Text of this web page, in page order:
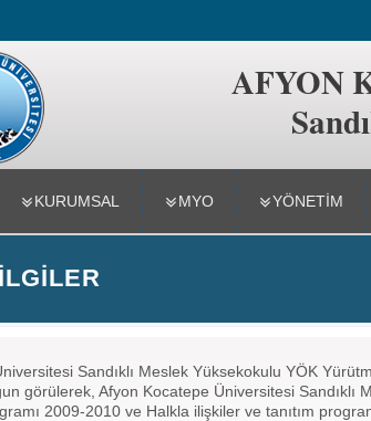
Sandıklı Meslek
AFYON
KURUMSAL MYO YÖNETİM
Sandıklı Meslek Yüksekokulu YÖK
görülerek, Afyon Kocatepe Üniversitesi
2009-2010 ve Halkla ilişkiler ve tanıtım